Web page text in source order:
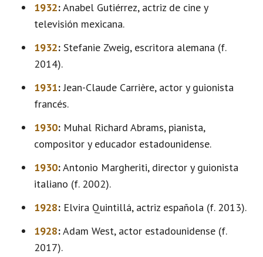
1932:Anabel Gutiérrez, actriz de cine y
televisión mexicana.
1932: Stefanie Zweig, escritora alemana (f.
2014).
1931:Jean-Claude Carrière, actor y guionista
francés.
1930: Muhal Richard Abrams, pianista,
compositor y educador estadounidense.
1930:Antonio Margheriti, director y guionista
italiano (f. 2002).
1928: Elvira Quintillá, actriz española (f. 2013).
1928:Adam West, actor estadounidense (f.
2017).